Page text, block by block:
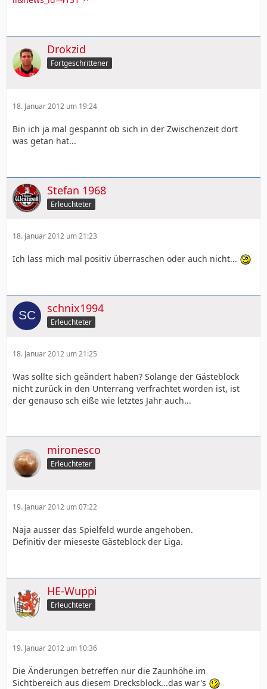
Drokzid
Fortgeschrittener
18. Januar 2012 um 19:24
Bin ich ja mal gespannt ob sich in der Zwischenzeit dort
was getan hat...
Stefan 1968
Erleuchteter
18. Januar 2012 um 21:23
Ich lass mich mal positiv überraschen oder auch nicht...
schnix1994
Erleuchteter
18. Januar 2012 um 21:25
Was sollte sich geändert haben? Solange der Gästeblock
nicht zurück in den Unterrang verfrachtet worden ist, ist
der genauso sch eiße wie letztes Jahr auch...
mironesco
Erleuchteter
19. Januar 2012 um 07:22
Naja ausser das Spielfeld wurde angehoben.
Definitiv der mieseste Gästeblock der Liga.
HE-Wuppi
Erleuchteter
19. Januar 2012 um 10:36
Die Änderungen betreffen nur die Zaunhöhe im
Sichtbereich aus diesem Drecksblock...das war's